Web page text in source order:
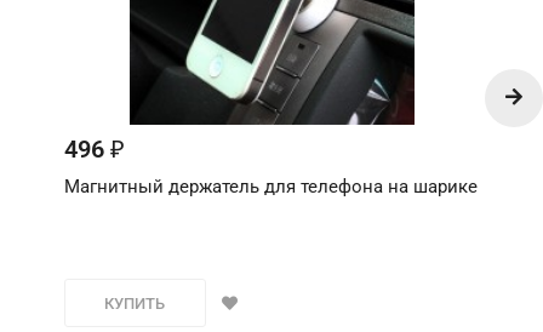
496 ₽
Магнитный держатель для телефона на шарике
КУПИТЬ